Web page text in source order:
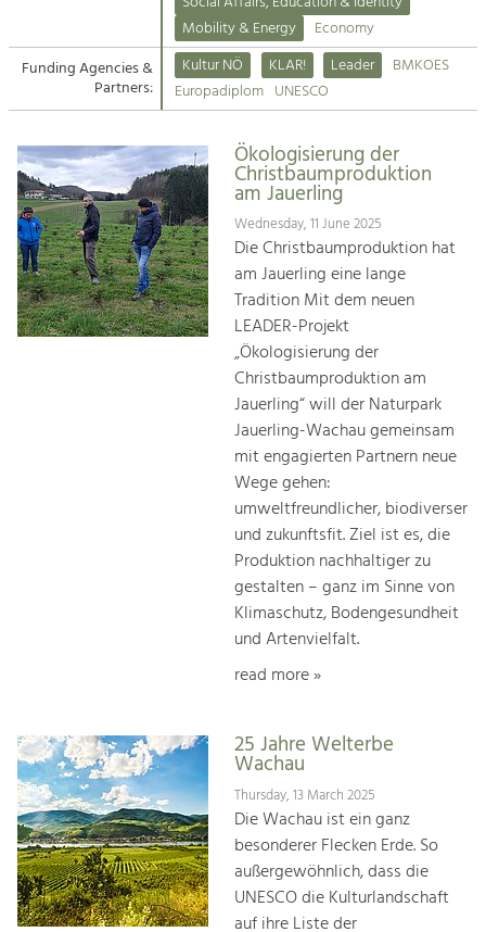
Suche
Impressum
Kontakt
Tourism
Offer Development and Positioning
Art & Culture
Crafts, Science and Research.
Social Affairs, Education
& Identity
Equality, Youth and Integration.
Climate Change, Public Transport and
Increase in Regional Value Added.
Mobility & Energy
Economy
Funding Agencies &
Partners:
Kultur NÖ KLAR! Leader
BMKOES
Europadiplom UNESCO
Ökologisierung der
Christbaumproduktion
am Jauerling
Wednesday, 11 June 2025
Die Christbaumproduktion hat
am Jauerling eine lange
Tradition Mit dem neuen
LEADER-Projekt
„Ökologisierung der
Christbaumproduktion am
Jauerling“ will der Naturpark
Jauerling-Wachau gemeinsam
mit engagierten Partnern neue
Wege gehen:
umweltfreundlicher, biodiverser
und zukunftsfit. Ziel ist es, die
Produktion nachhaltiger zu
gestalten – ganz im Sinne von
Klimaschutz, Bodengesundheit
und Artenvielfalt.
read more »
25 Jahre Welterbe
Wachau
Thursday, 13 March 2025
Die Wachau ist ein ganz
besonderer Flecken Erde. So
außergewöhnlich, dass die
UNESCO die Kulturlandschaft
auf ihre Liste der